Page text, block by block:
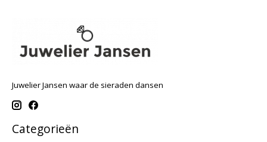
Juwelier Jansen waar de sieraden dansen
Categorieën